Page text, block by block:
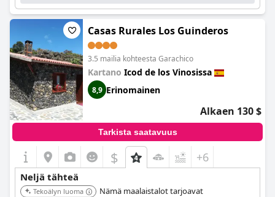
Casas Rurales Los Guinderos
3.5 mailia kohteesta Garachico
Kartano Icod de los Vinosissa
8,9 Erinomainen
Alkaen 130 $
Tarkista saatavuus
$ +6
Neljä tähteä
Tekoälyn luoma
Nämä maalaistalot tarjoavat